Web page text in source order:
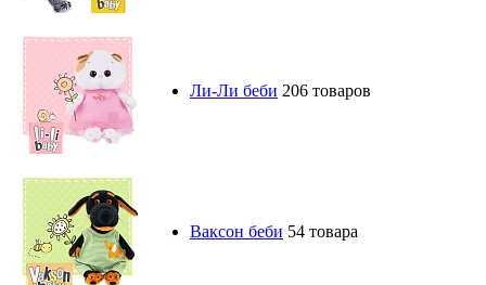
Ли-Ли беби 206 товаров
Ваксон беби 54 товара